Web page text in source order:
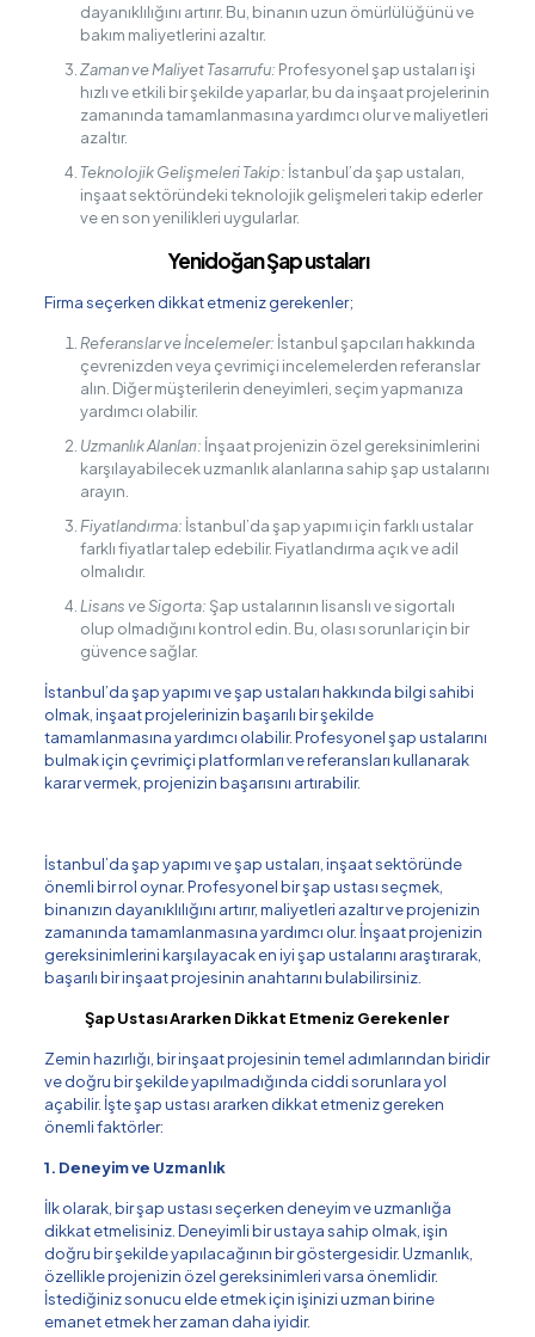
dayanıklılığını artırır. Bu, binanın uzun ömürlülüğünü ve
bakım maliyetlerini azaltır.
Zaman ve Maliyet Tasarrufu: Profesyonel şap ustaları işi
hızlı ve etkili bir şekilde yaparlar, bu da inşaat projelerinin
zamanında tamamlanmasına yardımcı olur ve maliyetleri
azaltır.
Teknolojik Gelişmeleri Takip: İstanbul’da şap ustaları,
inşaat sektöründeki teknolojik gelişmeleri takip ederler
ve en son yenilikleri uygularlar.
Yenidoğan Şap ustaları
Firma seçerken dikkat etmeniz gerekenler;
Referanslar ve İncelemeler: İstanbul şapcıları hakkında
çevrenizden veya çevrimiçi incelemelerden referanslar
alın. Diğer müşterilerin deneyimleri, seçim yapmanıza
yardımcı olabilir.
Uzmanlık Alanları: İnşaat projenizin özel gereksinimlerini
karşılayabilecek uzmanlık alanlarına sahip şap ustalarını
arayın.
Fiyatlandırma: İstanbul’da şap yapımı için farklı ustalar
farklı fiyatlar talep edebilir. Fiyatlandırma açık ve adil
olmalıdır.
Lisans ve Sigorta: Şap ustalarının lisanslı ve sigortalı
olup olmadığını kontrol edin. Bu, olası sorunlar için bir
güvence sağlar.
İstanbul’da şap yapımı ve şap ustaları hakkında bilgi sahibi
olmak, inşaat projelerinizin başarılı bir şekilde
tamamlanmasına yardımcı olabilir. Profesyonel şap ustalarını
bulmak için çevrimiçi platformları ve referansları kullanarak
karar vermek, projenizin başarısını artırabilir.
İstanbul’da şap yapımı ve şap ustaları, inşaat sektöründe
önemli bir rol oynar. Profesyonel bir şap ustası seçmek,
binanızın dayanıklılığını artırır, maliyetleri azaltır ve projenizin
zamanında tamamlanmasına yardımcı olur. İnşaat projenizin
gereksinimlerini karşılayacak en iyi şap ustalarını araştırarak,
başarılı bir inşaat projesinin anahtarını bulabilirsiniz.
Şap Ustası Ararken Dikkat Etmeniz Gerekenler
Zemin hazırlığı, bir inşaat projesinin temel adımlarından biridir
ve doğru bir şekilde yapılmadığında ciddi sorunlara yol
açabilir. İşte şap ustası ararken dikkat etmeniz gereken
önemli faktörler:
1. Deneyim ve Uzmanlık
İlk olarak, bir şap ustası seçerken deneyim ve uzmanlığa
dikkat etmelisiniz. Deneyimli bir ustaya sahip olmak, işin
doğru bir şekilde yapılacağının bir göstergesidir. Uzmanlık,
özellikle projenizin özel gereksinimleri varsa önemlidir.
İstediğiniz sonucu elde etmek için işinizi uzman birine
emanet etmek her zaman daha iyidir.